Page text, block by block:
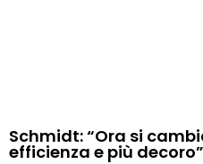
Schmidt: “Ora si
efficienza e più decoro”